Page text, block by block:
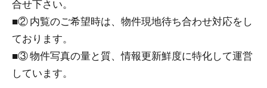
合せ下さい。
■② 内覧のご希望時は、物件現地待ち合わせ対応をし
ております。
■③ 物件写真の量と質、情報更新鮮度に特化して運営
しています。